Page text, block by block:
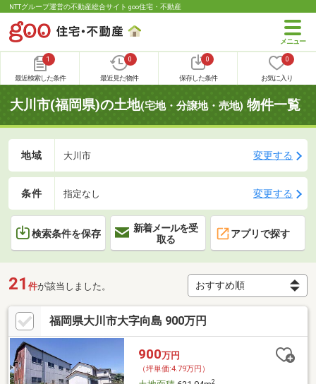
NTTグループ運営の不動産総合サイト goo住宅・不動産
1
最近検索した条件
0
最近見た物件
0
保存した条件
0
お気に入り
大川市(福岡県)の土地(宅地・分譲地・売地) 物件一覧
地域 大川市 変更する
条件 指定なし 変更する
検索条件を保存
新着メールを受
取る
アプリで探す
21 件が該当しました。
福岡県大川市大字向島 900万円
900万円
（坪単価:4.79万円）
2